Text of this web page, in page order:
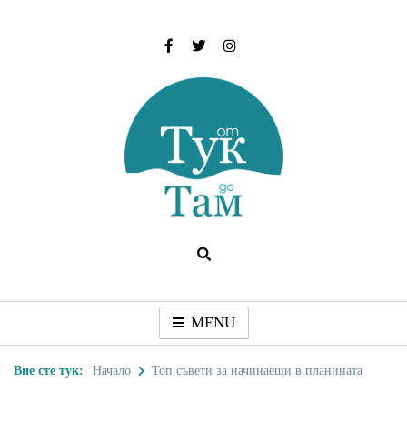
От тук до Там
MENU
Вие сте тук: Начало Топ съвети за начинаещи в планината